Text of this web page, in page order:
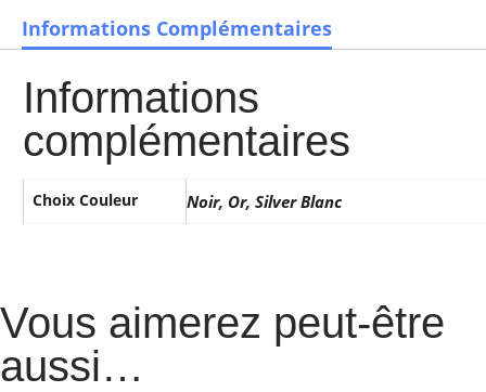
Informations Complémentaires
Informations
complémentaires
Choix Couleur Noir, Or, Silver Blanc
Vous aimerez peut-être
aussi…